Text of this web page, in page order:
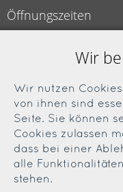
Öffnungszeiten
09.00 bis 18.00 Uhr
Samstag
09.00 bis 13.00 Uhr
Soziale Medien
Facebook
Wir
Wir nutzen
von ihnen sind
Seite. Sie können
Cookies zulassen
dass bei einer
alle
stehen.